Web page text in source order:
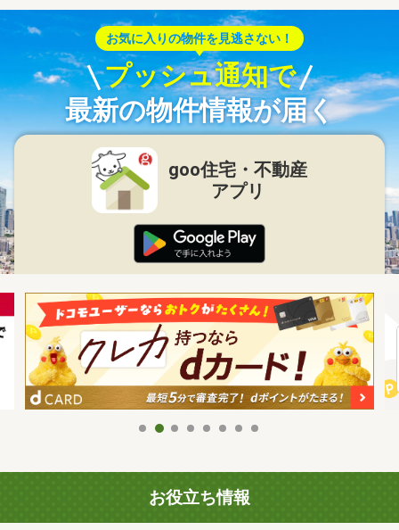
お気に入りの物件を見逃さない！
プッシュ通知で
最新の物件情報が届く
goo住宅・不動産
アプリ
お役立ち情報